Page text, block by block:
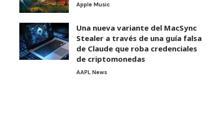
Apple Music
Una nueva variante del MacSync
Stealer a través de una guía falsa
de Claude que roba credenciales
de criptomonedas
AAPL News